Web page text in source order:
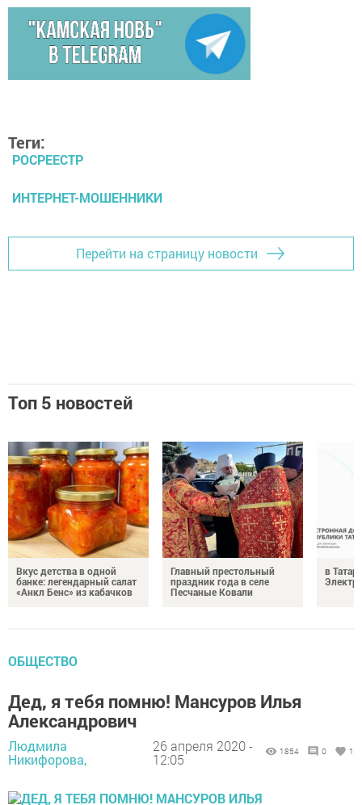
Теги:
РОСРЕЕСТР
ИНТЕРНЕТ-МОШЕННИКИ
Перейти на страницу новости
Топ 5 новостей
Вкус детства в одной
банке: легендарный салат
«Анкл Бенс» из кабачков
Главный престольный
праздник года в селе
Песчаные Ковали
в
ОБЩЕСТВО
Дед, я тебя помню! Мансуров Илья
Александрович
Людмила
Никифорова,
26 апреля 2020 -
12:05
1854 0 1